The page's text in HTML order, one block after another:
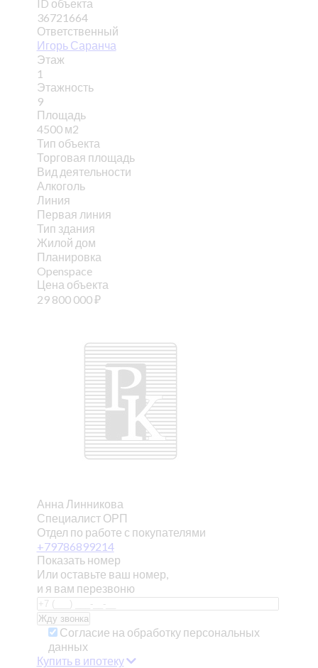
ID объекта
36721664
Ответственный
Игорь Саранча
Этаж
1
Этажность
9
Площадь
4500 м2
Тип объекта
Торговая площадь
Вид деятельности
Алкоголь
Линия
Первая линия
Тип здания
Жилой дом
Планировка
Openspace
Цена объекта
29 800 000₽
Анна Линникова
Специалист ОРП
Отдел по работе с покупателями
+79786899214
Показать номер
Или оставьте ваш номер,
и я вам перезвоню
Согласие на обработку персональных
данных
Купить в ипотеку